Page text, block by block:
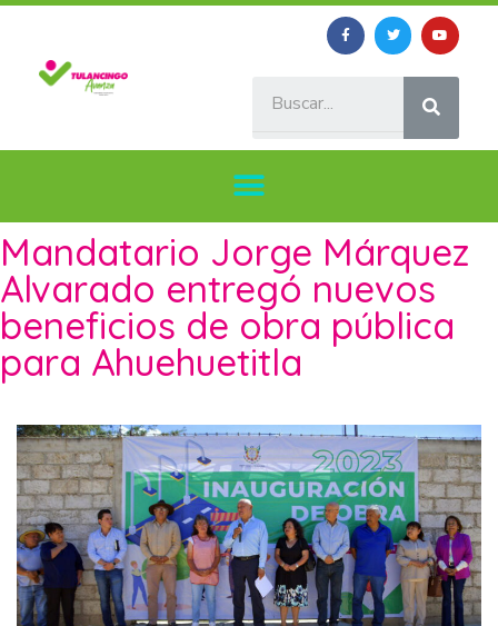
Mandatario Jorge Márquez
Alvarado entregó nuevos
beneficios de obra pública
para Ahuehuetitla